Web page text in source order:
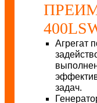
Агрегат
задач.